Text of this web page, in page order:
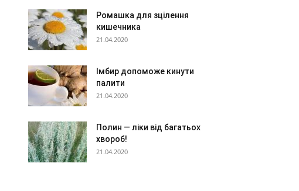
Ромашка для зцілення
кишечника
21.04.2020
Імбир допоможе кинути
палити
21.04.2020
Полин — ліки від багатьох
хвороб!
21.04.2020